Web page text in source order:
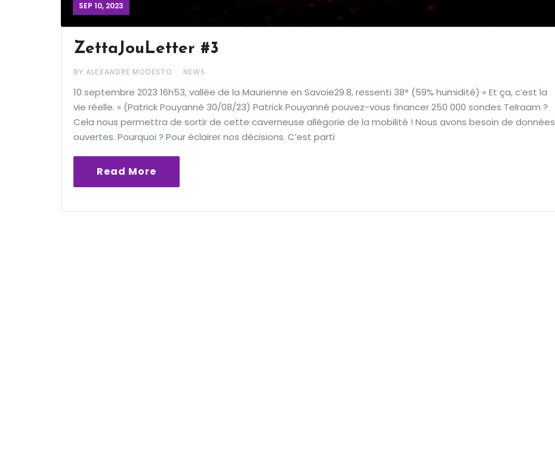
SEP 10, 2023
ZettaJouLetter #3
BY ALEXANDRE MODESTO NEWS
10 septembre 2023 16h53, vallée de la Maurienne en Savoie29.8, ressenti 38° (59% humidité) « Et ça, c’est la
vie réelle. » (Patrick Pouyanné 30/08/23) Patrick Pouyanné pouvez-vous financer 250 000 sondes Telraam ?
Cela nous permettra de sortir de cette caverneuse allégorie de la mobilité ! Nous avons besoin de données
ouvertes. Pourquoi ? Pour éclairer nos décisions. C’est parti
Read More